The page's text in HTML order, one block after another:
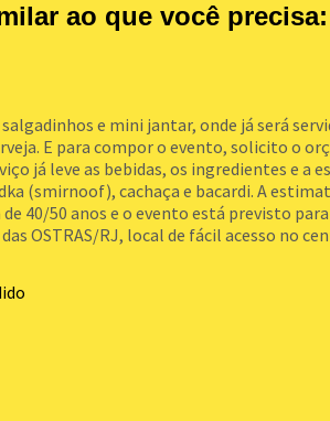
ao que você precisa:
e mini jantar, onde já será
E para compor o evento, solicito o
já leve as bebidas, os ingredientes e a
(smirnoof), cachaça e bacardi. A
40/50 anos e o evento está previsto
OSTRAS/RJ, local de fácil acesso no